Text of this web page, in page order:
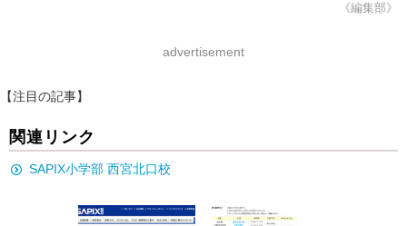
《編集部》
advertisement
【注目の記事】
関連リンク
SAPIX小学部 西宮北口校